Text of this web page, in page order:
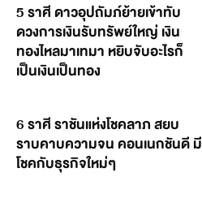
5 ราศี ดาวอุปถัมภ์ย้ายเข้าทับ
ดวงการเงินรับทรัพย์ใหญ่ เงิน
ทองไหลมาเทมา หยิบจับอะไรก็
เป็นเงินเป็นทอง
6 ราศี ราชันแห่งโชคลาภ สยบ
ราบคาบความจน คอนเนกชันดี มี
โชคกับธุรกิจใหม่ๆ